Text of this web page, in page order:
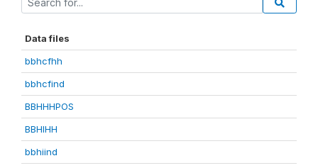
Data files
bbhcfhh
bbhcfind
BBHHHPOS
BBHIHH
bbhiind